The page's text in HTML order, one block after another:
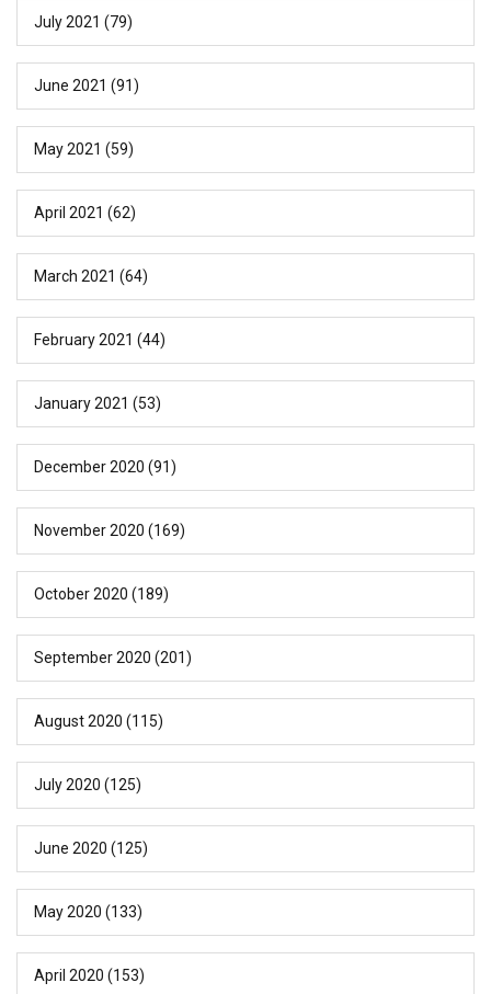
July 2021 (79)
June 2021 (91)
May 2021 (59)
April 2021 (62)
March 2021 (64)
February 2021 (44)
January 2021 (53)
December 2020 (91)
November 2020 (169)
October 2020 (189)
September 2020 (201)
August 2020 (115)
July 2020 (125)
June 2020 (125)
May 2020 (133)
April 2020 (153)